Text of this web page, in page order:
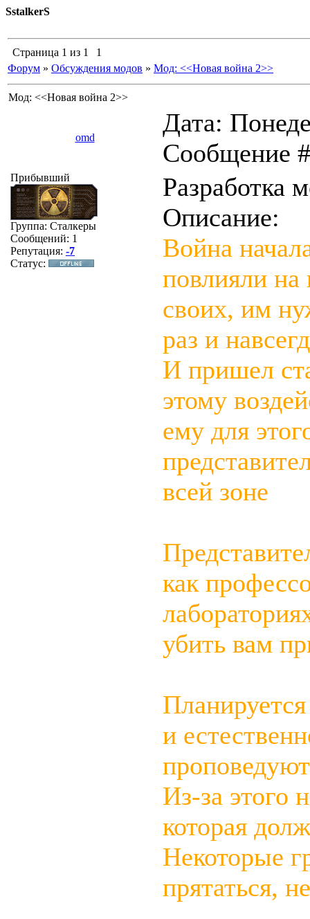
SstalkerS
Страница 1 из 1
1
Форум » Обсуждения модов » Мод: <<Новая война 2>>
Мод: <<Новая война 2>>
omd
Дата:
Сообщение
Прибывший
Группа: Сталкеры
Сообщений: 1
Репутация: -7
Статус:
Разработка
Описание:
Война
повлияли на
своих, им
раз и
И пришел
этому
ему для
всей зоне
как
убить вам
и
Из-за этого
которая
Некоторые
прятаться,